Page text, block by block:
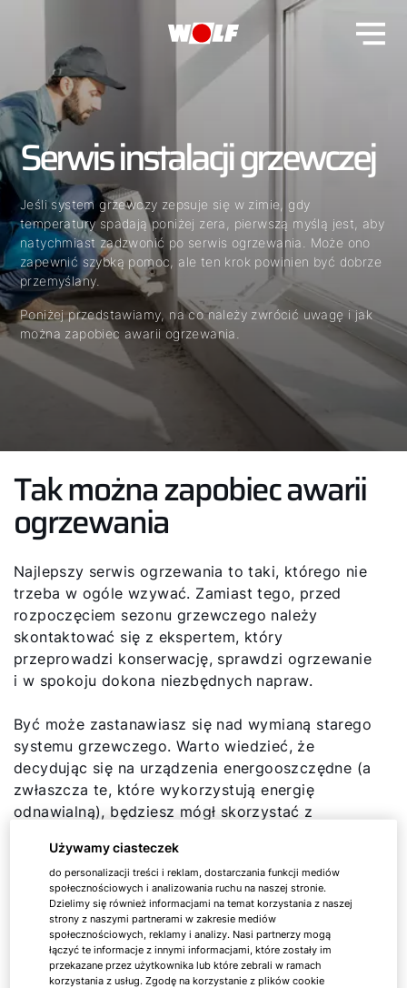
Serwis instalacji grzewczej
Jeśli system grzewczy zepsuje się w zimie, gdy
temperatury spadają poniżej zera, pierwszą myślą jest, aby
natychmiast zadzwonić po serwis ogrzewania. Może ono
zapewnić szybką pomoc, ale ten krok powinien być dobrze
przemyślany.
Poniżej przedstawiamy, na co należy zwrócić uwagę i jak
można zapobiec awarii ogrzewania.
Tak można zapobiec awarii
ogrzewania
Najlepszy serwis ogrzewania to taki, którego nie
trzeba w ogóle wzywać. Zamiast tego, przed
rozpoczęciem sezonu grzewczego należy
skontaktować się z ekspertem, który
przeprowadzi konserwację, sprawdzi ogrzewanie
i w spokoju dokona niezbędnych napraw.
Być może zastanawiasz się nad wymianą starego
systemu grzewczego. Warto wiedzieć, że
decydując się na urządzenia energooszczędne (a
zwłaszcza te, które wykorzystują energię
odnawialną), będziesz mógł skorzystać z
skomplikowane, jak może się wydawać.
To można zrobić samemu,
gdy ogrzewanie nie działa
Używamy ciasteczek
do personalizacji treści i reklam, dostarczania funkcji mediów
społecznościowych i analizowania ruchu na naszej stronie.
Dzielimy się również informacjami na temat korzystania z naszej
strony z naszymi partnerami w zakresie mediów
społecznościowych, reklamy i analizy. Nasi partnerzy mogą
łączyć te informacje z innymi informacjami, które zostały im
przekazane przez użytkownika lub które zebrali w ramach
korzystania z usług. Zgodę na korzystanie z plików cookie